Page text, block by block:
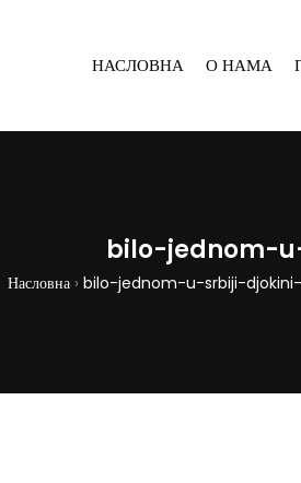
НАСЛОВНА О НАМА
bilo-jednom-
Насловна› bilo-jednom-u-srbiji-